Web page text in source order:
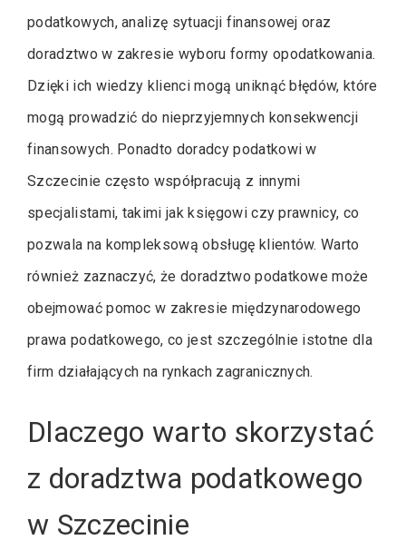
podatkowych, analizę sytuacji finansowej oraz
doradztwo w zakresie wyboru formy opodatkowania.
Dzięki ich wiedzy klienci mogą uniknąć błędów, które
mogą prowadzić do nieprzyjemnych konsekwencji
finansowych. Ponadto doradcy podatkowi w
Szczecinie często współpracują z innymi
specjalistami, takimi jak księgowi czy prawnicy, co
pozwala na kompleksową obsługę klientów. Warto
również zaznaczyć, że doradztwo podatkowe może
obejmować pomoc w zakresie międzynarodowego
prawa podatkowego, co jest szczególnie istotne dla
firm działających na rynkach zagranicznych.
Dlaczego warto skorzystać
z doradztwa podatkowego
w Szczecinie